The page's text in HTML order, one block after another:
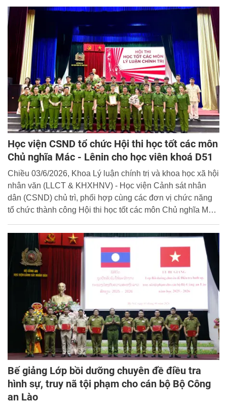
chuyên ngành Kỹ thuật hình sự tham quan triển lãm “Đảng
Cộng sản Việt Nam - Từ Đại hội đến Đại hội” tại trụ sở Cục
Lưu trữ, Văn phòng Trung ương Đảng.
Học viện CSND tổ chức Hội thi học tốt các môn
Chủ nghĩa Mác - Lênin cho học viên khoá D51
Chiều 03/6/2026, Khoa Lý luận chính trị và khoa học xã hội
nhân văn (LLCT & KHXHNV) - Học viện Cảnh sát nhân
dân (CSND) chủ trì, phối hợp cùng các đơn vị chức năng
tổ chức thành công Hội thi học tốt các môn Chủ nghĩa Mác
- Lênin dành cho học viên khóa D51.
Bế giảng Lớp bồi dưỡng chuyên đề điều tra
hình sự, truy nã tội phạm cho cán bộ Bộ Công
an Lào